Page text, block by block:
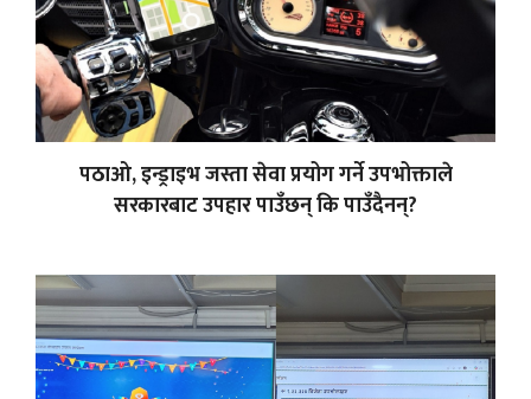
पठाओ, इन्ड्राइभ जस्ता सेवा प्रयोग गर्ने उपभोक्ताले
सरकारबाट उपहार पाउँछन् कि पाउँदैनन्?